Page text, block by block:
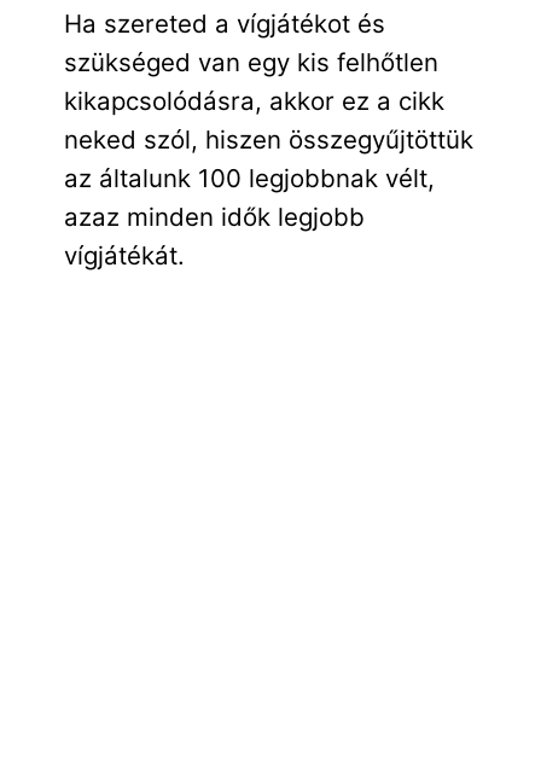
Ha szereted a vígjátékot és
szükséged van egy kis felhőtlen
kikapcsolódásra, akkor ez a cikk
neked szól, hiszen összegyűjtöttük
az általunk 100 legjobbnak vélt,
azaz minden idők legjobb
vígjátékát.